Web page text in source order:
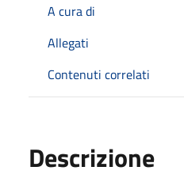
A cura di
Allegati
Contenuti correlati
Descrizione